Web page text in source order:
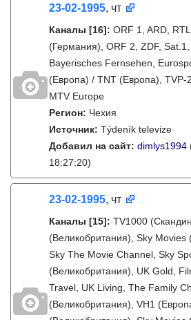
23-02-1995, чт
Каналы [16]: ORF 1, ARD,
(Германия), ORF 2, ZDF, Sat.1,
Bayerisches Fernsehen,
(Европа) / TNT (Европа), TVP-
MTV Europe
Регион: Чехия
Источник: Týdeník televize
Добавил на сайт: dimlys1994
18:27:20)
23-02-1995, чт
Каналы [15]: TV1000
(Великобритания), Sky Movies
Sky The Movie Channel, Sky
(Великобритания), UK Gold,
Travel, UK Living, The Family
(Великобритания), VH1